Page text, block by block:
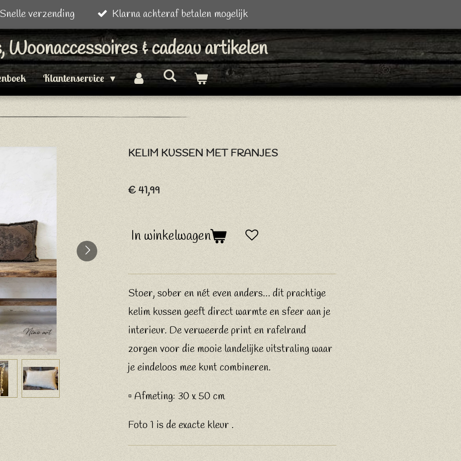
Snelle verzending Klarna achteraf betalen mogelijk
Woonaccessoires & cadeau artikelen
Klantenservice
KELIM KUSSEN MET FRANJES
€ 41,99
In winkelwagen
Stoer, sober en nét even anders… dit prachtige
kelim kussen geeft direct warmte en sfeer aan je
interieur. De verweerde print en rafelrand
zorgen voor die mooie landelijke uitstraling waar
je eindeloos mee kunt combineren.
▫️ Afmeting: 30 x 50 cm
Foto 1 is de exacte kleur .